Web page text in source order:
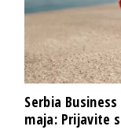
Serbia
maja: Prijavite